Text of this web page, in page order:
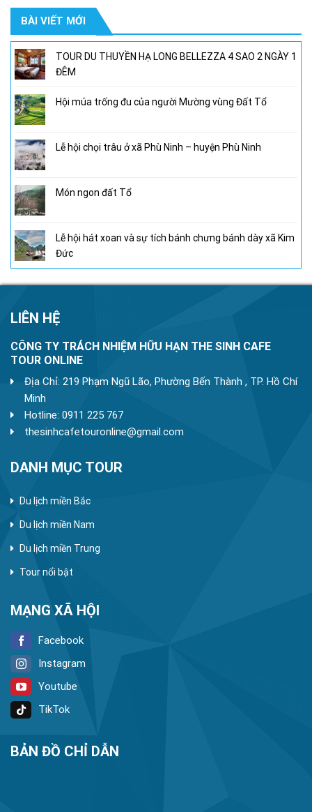
800,000₫.
BÀI VIẾT MỚI
TOUR DU THUYỀN HẠ LONG BELLEZZA 4 SAO 2 NGÀY 1
ĐÊM
Hội múa trống đu của người Mường vùng Đất Tổ
Lễ hội chọi trâu ở xã Phù Ninh – huyện Phù Ninh
Món ngon đất Tổ
Lễ hội hát xoan và sự tích bánh chưng bánh dày xã Kim
Đức
LIÊN HỆ
CÔNG TY TRÁCH NHIỆM HỮU HẠN THE SINH CAFE
TOUR ONLINE
Địa Chỉ: 219 Phạm Ngũ Lão, Phường Bến Thành , TP. Hồ Chí
Minh
Hotline: 0911 225 767
thesinhcafetouronline@gmail.com
DANH MỤC TOUR
Du lịch miền Bắc
Du lịch miền Nam
Du lịch miền Trung
Tour nổi bật
MẠNG XÃ HỘI
Facebook
Instagram
Youtube
TikTok
BẢN ĐỒ CHỈ DẪN